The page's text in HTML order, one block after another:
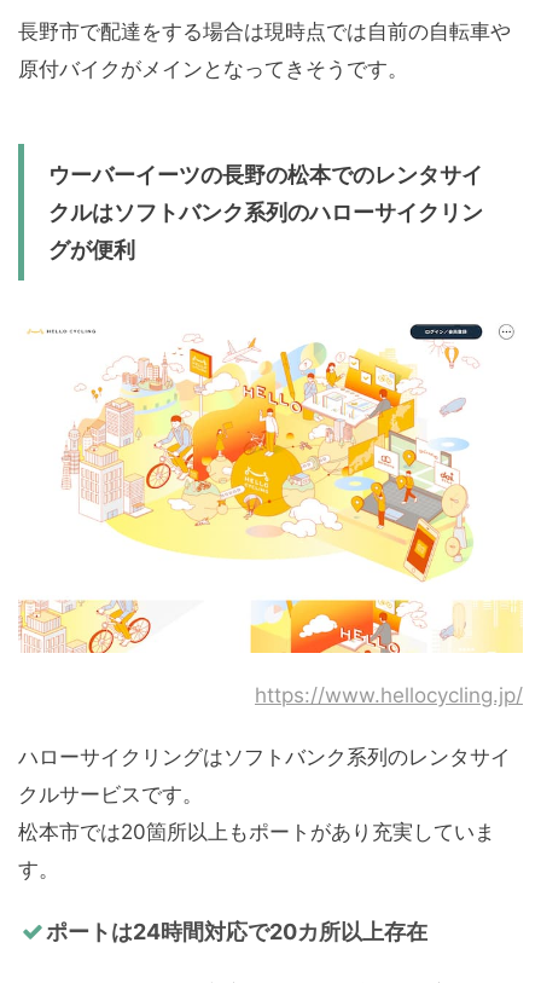
長野市で配達をする場合は現時点では自前の自転車や
原付バイクがメインとなってきそうです。
ウーバーイーツの長野の松本でのレンタサイ
クルはソフトバンク系列のハローサイクリン
グが便利
https://www.hellocycling.jp/
ハローサイクリングはソフトバンク系列のレンタサイ
クルサービスです。
松本市では20箇所以上もポートがあり充実していま
す。
ポートは24時間対応で20カ所以上存在